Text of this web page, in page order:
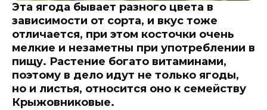
Эта ягода бывает разного цвета в
зависимости от сорта, и вкус тоже
отличается, при этом косточки очень
мелкие и незаметны при употреблении в
пищу. Растение богато витаминами,
поэтому в дело идут не только ягоды,
но и листья, относится оно к семейству
Крыжовниковые.